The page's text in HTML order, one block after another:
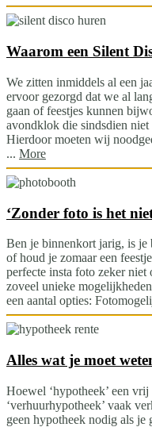
Waarom een Silent
We zitten inmiddels al een
ervoor gezorgd dat we al
gaan of feestjes kunnen
avondklok die sindsdien
Hierdoor moeten wij
... More
‘Zonder foto is het
Ben je binnenkort jarig, is
of houd je zomaar een
perfecte insta foto zeker
zoveel unieke
een aantal opties:
Alles wat je moet
Hoewel ‘hypotheek’ een
‘verhuurhypotheek’ vaak
geen hypotheek nodig als je